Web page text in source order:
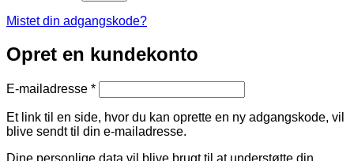
Mistet din adgangskode?
Opret en kundekonto
E-mailadresse *Påkrævet
Et link til en side, hvor du kan oprette en ny adgangskode, vil
blive sendt til din e-mailadresse.